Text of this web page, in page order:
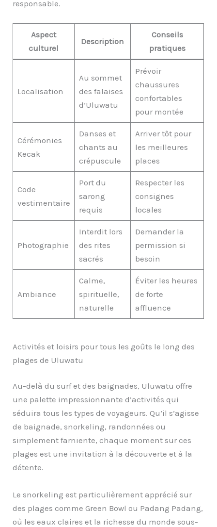
responsable.
Aspect
culturel
Description
Conseils
pratiques
Localisation
Au sommet
des falaises
d’Uluwatu
Prévoir
chaussures
confortables
pour montée
Cérémonies
Kecak
Danses et
chants au
crépuscule
Arriver tôt pour
les meilleures
places
Code
vestimentaire
Port du
sarong
requis
Respecter les
consignes
locales
Photographie
Interdit lors
des rites
sacrés
Demander la
permission si
besoin
Ambiance
Calme,
spirituelle,
naturelle
Éviter les heures
de forte
affluence
Activités et loisirs pour tous les goûts le long des
plages de Uluwatu
Au-delà du surf et des baignades, Uluwatu offre
une palette impressionnante d’activités qui
séduira tous les types de voyageurs. Qu’il s’agisse
de baignade, snorkeling, randonnées ou
simplement farniente, chaque moment sur ces
plages est une invitation à la découverte et à la
détente.
Le snorkeling est particulièrement apprécié sur
des plages comme Green Bowl ou Padang Padang,
où les eaux claires et la richesse du monde sous-